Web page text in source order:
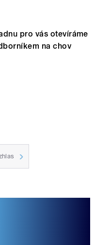
pro vás otevíráme
na chov